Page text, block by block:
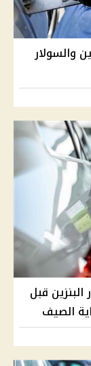
والسولار
قبل
الصيف